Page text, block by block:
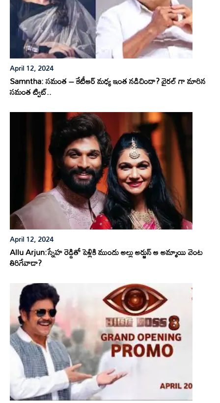
April 12, 2024
Samntha: సమంత – కేటీఆర్ మధ్య ఇంత నడిచిందా? వైరల్ గా మారిన
సమంత ట్విట్..
April 12, 2024
Allu Arjun:స్నేహ రెడ్డితో పెళ్లికి ముందు అల్లు అర్జున్ ఆ అమ్మాయి వెంట
తిరిగేవాడా?